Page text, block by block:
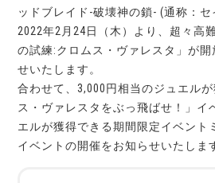
ッドブレイド-破壊神の鎖- (通称：セ
2022年2月24日（木）より、超々高
の試練:クロムス・ヴァレスタ」が
せいたします。
合わせて、3,000円相当のジュエル
ス・ヴァレスタをぶっ飛ばせ！」イ
エルが獲得できる期間限定イベント
イベントの開催をお知らせいたしま